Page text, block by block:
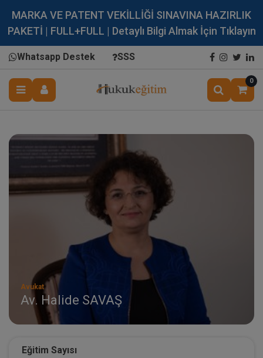
MARKA VE PATENT VEKİLLİĞİ SINAVINA HAZIRLIK
PAKETİ | FULL+FULL | Detaylı Bilgi Almak İçin Tıklayın
Whatsapp Destek SSS
0
Avukat
Av. Halide SAVAŞ
Eğitim Sayısı